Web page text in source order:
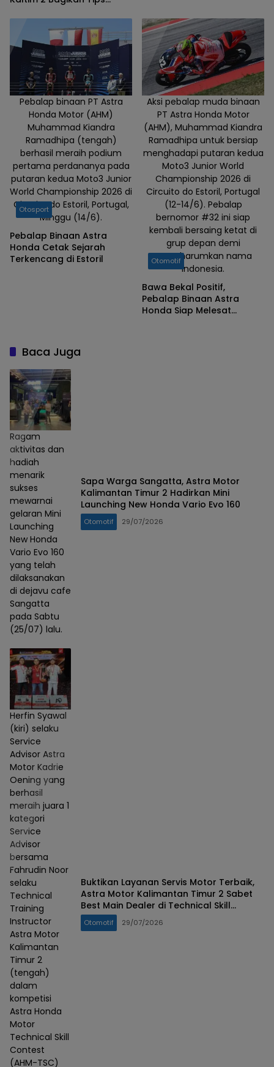
Bagi Pelajar
Pebalap binaan PT Astra
Honda Motor (AHM)
Muhammad Kiandra
Ramadhipa (tengah)
berhasil meraih podium
pertama perdananya pada
putaran kedua Moto3 Junior
World Championship 2026 di
Circuito do Estoril, Portugal,
Minggu (14/6).
Otosport
Pebalap Binaan Astra
Honda Cetak Sejarah
Terkencang di Estoril
Aksi pebalap muda binaan
PT Astra Honda Motor
(AHM), Muhammad Kiandra
Ramadhipa untuk bersiap
menghadapi putaran kedua
Moto3 Junior World
Championship 2026 di
Circuito do Estoril, Portugal
(12-14/6). Pebalap
bernomor #32 ini siap
kembali bersaing ketat di
grup depan demi
mengharumkan nama
Indonesia.
Otomotif
Bawa Bekal Positif,
Pebalap Binaan Astra
Honda Siap Melesat
Baca Juga
Ragam
aktivitas dan
hadiah
menarik
sukses
mewarnai
gelaran Mini
Launching
New Honda
Vario Evo 160
yang telah
dilaksanakan
di dejavu cafe
Sangatta
pada Sabtu
(25/07) lalu.
Sapa Warga Sangatta, Astra Motor
Kalimantan Timur 2 Hadirkan Mini
Launching New Honda Vario Evo 160
Otomotif 29/07/2026
Herfin Syawal
(kiri) selaku
Service
Advisor Astra
Motor Kadrie
Oening yang
berhasil
meraih juara 1
kategori
Service
Advisor
bersama
Fahrudin Noor
selaku
Technical
Training
Instructor
Astra Motor
Kalimantan
Timur 2
(tengah)
dalam
kompetisi
Astra Honda
Motor
Technical Skill
Contest
(AHM-TSC)
Buktikan Layanan Servis Motor Terbaik,
Astra Motor Kalimantan Timur 2 Sabet
Best Main Dealer di Technical Skill
Contest 2026
Otomotif 29/07/2026